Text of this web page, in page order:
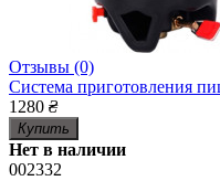
Отзывы (0)
Система приготовления
1280 ₴
Купить
Нет в наличии
002332